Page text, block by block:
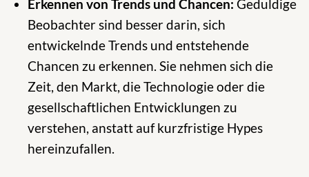
Erkennen von Trends und Chancen: Geduldige
Beobachter sind besser darin, sich
entwickelnde Trends und entstehende
Chancen zu erkennen. Sie nehmen sich die
Zeit, den Markt, die Technologie oder die
gesellschaftlichen Entwicklungen zu
verstehen, anstatt auf kurzfristige Hypes
hereinzufallen.